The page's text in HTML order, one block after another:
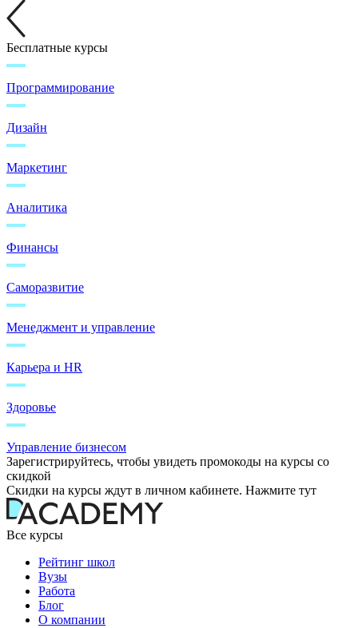
Бесплатные курсы
Программирование
Дизайн
Маркетинг
Аналитика
Финансы
Саморазвитие
Менеджмент и управление
Карьера и HR
Здоровье
Управление бизнесом
Зарегистрируйтесь, чтобы увидеть промокоды на курсы со
скидкой
Скидки на курсы ждут в личном кабинете. Нажмите тут
Все курсы
Рейтинг школ
Вузы
Работа
Блог
О компании